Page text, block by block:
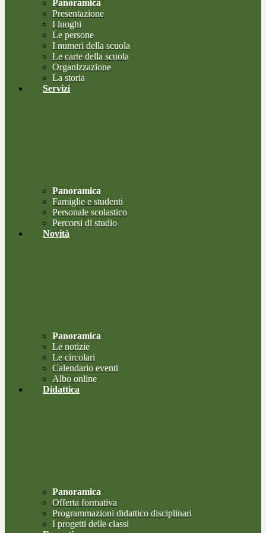
Panoramica
Presentazione
I luoghi
Le persone
I numeri della scuola
Le carte della scuola
Organizzazione
La storia
Servizi
Panoramica
Famiglie e studenti
Personale scolastico
Percorsi di studio
Novità
Panoramica
Le notizie
Le circolari
Calendario eventi
Albo online
Didattica
Panoramica
Offerta formativa
Programmazioni didattico disciplinari
I progetti delle classi